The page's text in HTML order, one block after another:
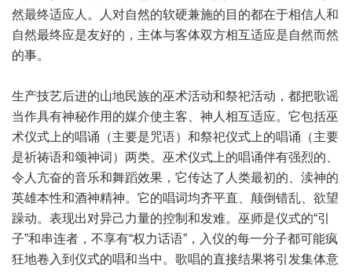
然最终适应人。人对自然的软硬兼施的目的都在于相信人和
自然最终应是友好的，主体与客体双方相互适应是自然而然
的事。
生产技艺后进的山地民族的巫术活动和祭祀活动，都把歌谣
当作具有神秘作用的媒介使主客、神人相互适应。它包括巫
术仪式上的唱诵（主要是咒语）和祭祀仪式上的唱诵（主要
是祈祷语和颂神词）两类。巫术仪式上的唱诵伴有强烈的、
令人亢奋的音乐和舞蹈效果，它传达了人类最初的、渎神的
英雄本性和酒神精神。它的唱词均齐平直、颠倒错乱、欲望
躁动。表现出对异己力量的控制和发难。巫师是仪式的“引
子”和串连者，不享有“权力话语”，入仪的每一分子都可能疯
狂地卷入到仪式的唱和当中。歌唱的直接结果将引发集体意